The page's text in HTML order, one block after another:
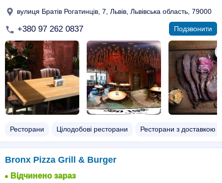
вулиця Братів Рогатинців, 7, Львів, Львівська область, 79000
+380 97 262 0837 Подзвонити
Ресторани Цілодобові ресторани Ресторани з доставкою
Bronx Pizza Grill & Burger
Відчинено зараз